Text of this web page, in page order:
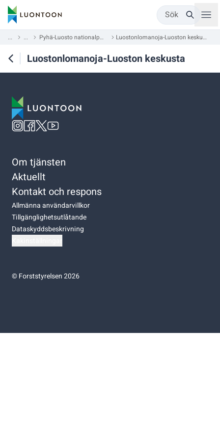
Sök
... ... Pyhä-Luosto nationalpark Luostonlomanoja-Luoston keskusta
Luostonlomanoja-Luoston keskusta
Om tjänsten
Aktuellt
Kontakt och respons
Allmänna användarvillkor
Tillgänglighetsutlåtande
Dataskyddsbeskrivning
©Forststyrelsen 2026